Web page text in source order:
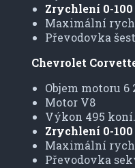
Zrychlení 0-
Maximální
Převodovka
Chevrolet
Objem motoru 6
Motor V8
Výkon 495 koní.
Zrychlení 0-
Maximální
Převodovka